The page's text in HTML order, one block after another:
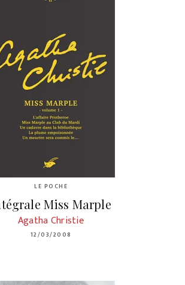
LE POCHE
Miss Marple
Agatha Christie
12/03/2008